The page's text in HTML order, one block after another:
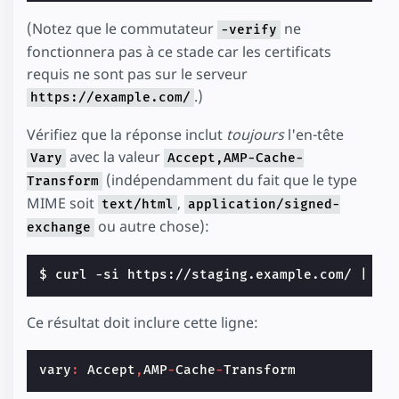
(Notez que le commutateur -verify ne
fonctionnera pas à ce stade car les certificats
requis ne sont pas sur le serveur
https://example.com/ .)
Vérifiez que la réponse inclut toujoursl'en-tête
Vary avec la valeur Accept,AMP-Cache-
Transform (indépendamment du fait que le type
MIME soit text/html , application/signed-
exchange ou autre chose):
$ curl -si https://staging.example.com/
Ce résultat doit inclure cette ligne:
vary : Accept ,AMP-Cache-Transform